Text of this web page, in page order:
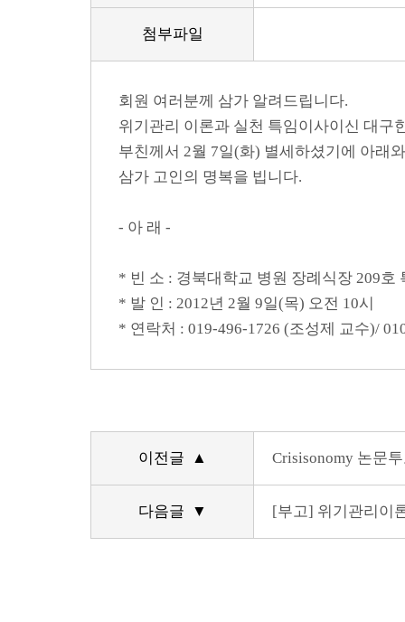
첨부파일
회원 여러분께 삼가 알려드립니다.
위기관리 이론과 실천 특임이사이신 대구
부친께서 2월 7일(화) 별세하셨기에 아래
삼가 고인의 명복을 빕니다.
- 아 래 -
* 빈 소 : 경북대학교 병원 장례식장 209호
* 발 인 : 2012년 2월 9일(목) 오전 10시
* 연락처 : 019-496-1726 (조성제 교수)/
이전글 ▲ Crisisonomy 논문
다음글 ▼ [부고] 위기관리이